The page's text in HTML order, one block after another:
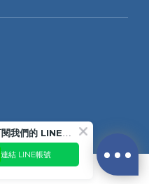
歡迎訂閱我們的 LINE官方帳號
連結 LINE帳號